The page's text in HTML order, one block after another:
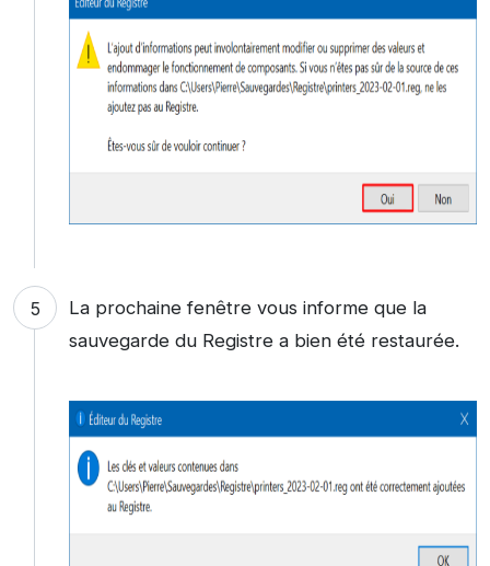
La prochaine fenêtre vous informe que la
sauvegarde du Registre a bien été restaurée.